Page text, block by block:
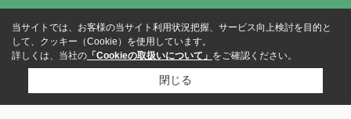
当サイトでは、お客様の当サイト利用状況把握、サービス向上検討を目的と
して、クッキー（Cookie）を使用しています。
詳しくは、当社の 「Cookieの取扱いについて」 をご確認ください。
閉じる